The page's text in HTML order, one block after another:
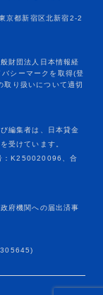
編集者は、日本貸金
受けています。
：K250020096、合
府機関への届出済事
305645)